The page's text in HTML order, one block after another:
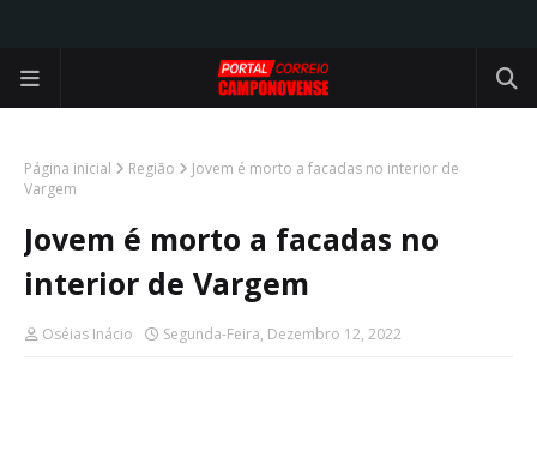
Página inicial Região
Jovem é morto a facadas no interior de
Vargem
Jovem é morto a facadas no
interior de Vargem
Oséias Inácio Segunda-Feira, Dezembro 12, 2022